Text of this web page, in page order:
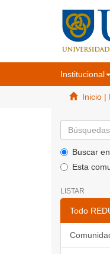
Institucional
Inicio |
Buscar
Esta
LISTAR
Todo